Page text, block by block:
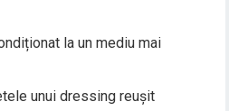
la un mediu mai
unui dressing reușit